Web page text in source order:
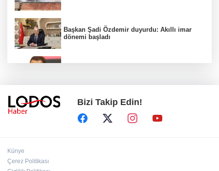
Başkan Şadi Özdemir duyurdu: Akıllı imar
dönemi başladı
Bakan Gürlek duyurdu: İki çocuk cinayeti
aydınlatıldı!
Bizi Takip Edin!
Künye
Çerez Politikası